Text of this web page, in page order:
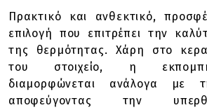
Πρακτικό και ανθεκτικό,
επιλογή που επιτρέπει την
της θερμότητας. Χάρη στο
του στοιχείο, η
διαμορφώνεται ανάλογα με
αποφεύγοντας την